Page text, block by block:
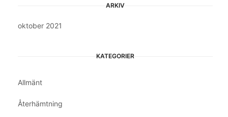
ARKIV
oktober 2021
KATEGORIER
Allmänt
Återhämtning